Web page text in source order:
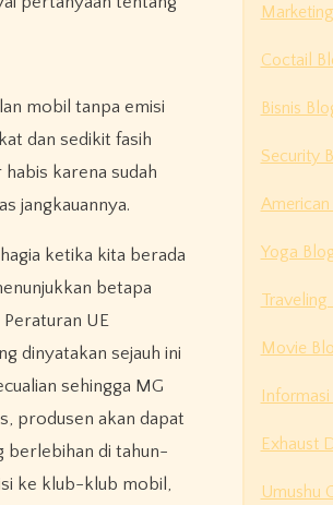
mobil tanpa emisi
dan sedikit fasih
karena sudah
jangkauannya.
ketika kita berada
betapa
UE
dinyatakan sejauh ini
sehingga MG
produsen akan dapat
berlebihan di tahun-
ke klub-klub mobil,
Coctail
Bisnis
Security
Yoga
Movie
Exhaust
Umushu